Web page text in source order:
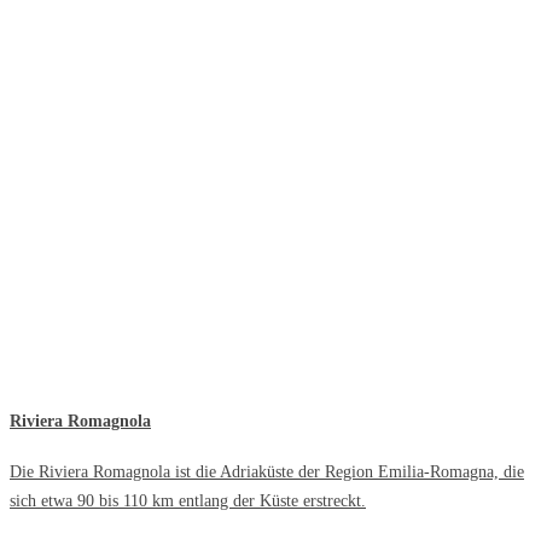
Riviera Romagnola
Die Riviera Romagnola ist die Adriaküste der Region Emilia-Romagna, die
sich etwa 90 bis 110 km entlang der Küste erstreckt.